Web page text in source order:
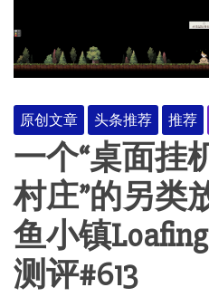
原创文章 头条推荐 推荐
一个“桌面挂
村庄”的另类
鱼小镇
测评#613